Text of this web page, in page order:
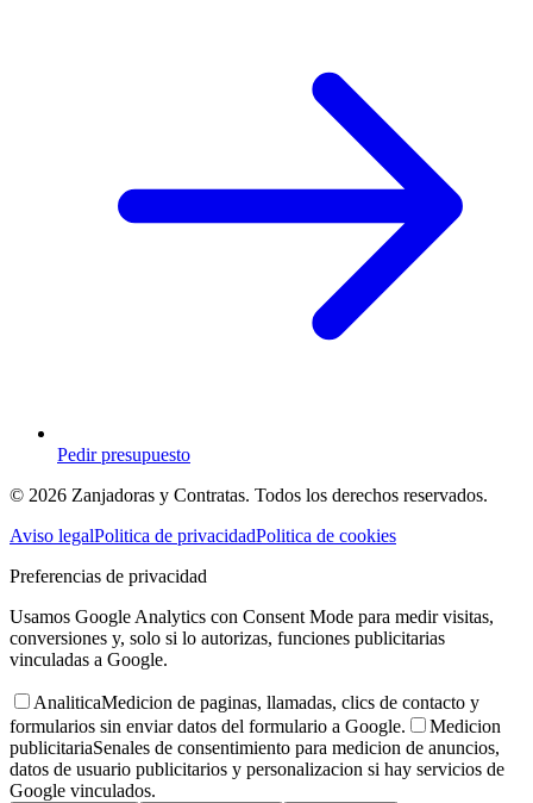
Pedir presupuesto
© 2026 Zanjadoras y Contratas. Todos los derechos reservados.
Aviso legalPolitica de privacidadPolitica de cookies
Preferencias de privacidad
Usamos Google Analytics con Consent Mode para medir visitas,
conversiones y, solo si lo autorizas, funciones publicitarias
vinculadas a Google.
AnaliticaMedicion de paginas, llamadas, clics de contacto y
formularios sin enviar datos del formulario a Google.
Medicion
publicitariaSenales de consentimiento para medicion de anuncios,
datos de usuario publicitarios y personalizacion si hay servicios de
Google vinculados.